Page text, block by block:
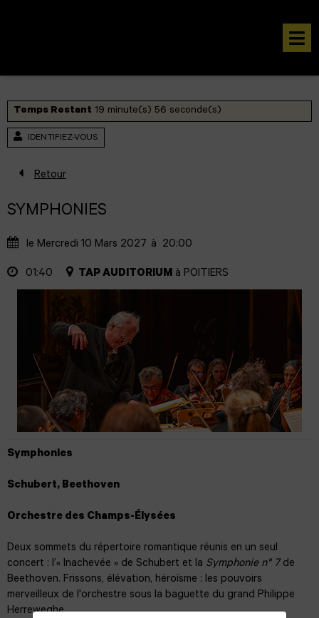
IDENTIFIEZ-VOUS
Temps Restant 19 minute(s) 55 seconde(s)
Retour
SYMPHONIES
le Mercredi 10 Mars 2027 à 20:00
01:40 TAP AUDITORIUM à POITIERS
Symphonies
Schubert, Beethoven
Orchestre des Champs-Élysées
Deux sommets du répertoire romantique réunis en un seul
concert : l’« Inachevée » de Schubert et la Symphonie n° 7de
Beethoven. Frissons, élévation, héroïsme : les pouvoirs
merveilleux de l'orchestre sous la baguette du grand Philippe
Herreweghe.